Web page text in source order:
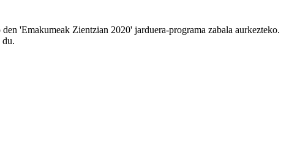
'Emakumeak Zientzian 2020' jarduera-programa zabala aurkezteko.
du.